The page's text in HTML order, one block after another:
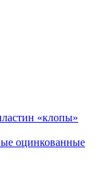
«клопы»
оцинкованные